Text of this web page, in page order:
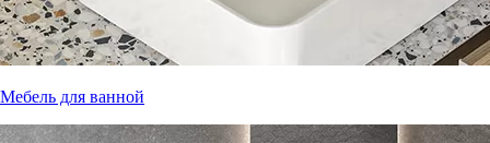
Мебель для ванной